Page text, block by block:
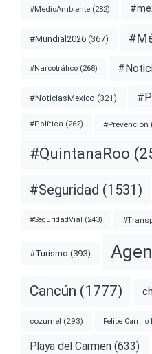
#MedioAmbiente (282)
#Mundial2026 (367)
#Narcotráfico (268)
#NoticiasMexico (321)
#Política (262) #Prevención
#QuintanaRoo
#Seguridad (1531)
#SeguridadVial (243)
#Turismo (393)
Cancún (1777)
cozumel (293) Felipe Carrillo
Playa del Carmen (633)